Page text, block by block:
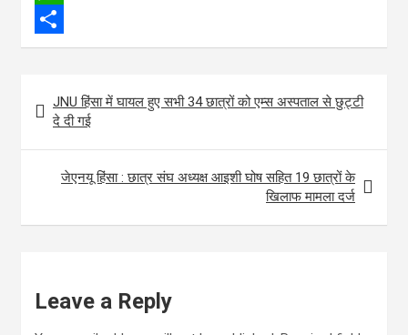
e
b
o
t
e
m
a
l
W
h
t
p
S
a
navigation
JNU हिंसा में घायल हुए सभी 34 छात्रों को एम्स अस्पताल से छुट्टी
दे दी गई
जेएनयू हिंसा : छात्र संघ अध्यक्ष आइशी घोष सहित 19 छात्रों के
खिलाफ मामला दर्ज
Leave a Reply